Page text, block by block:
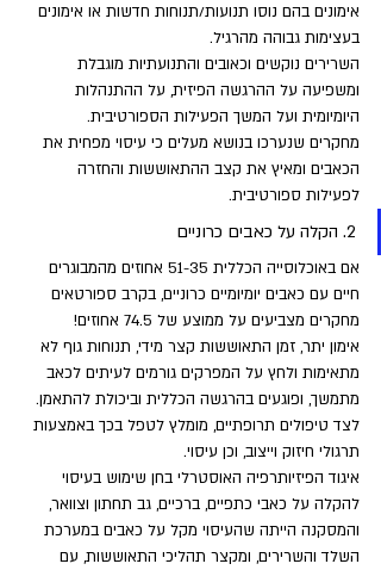
אימונים בהם נוסו תנועות/תנוחות חדשות או אימונים
בעצימות גבוהה מהרגיל.
השרירים נוקשים וכאובים והתנועתיות מוגבלת
ומשפיעה על ההרגשה הפיזית, על ההתנהלות
היומיומית ועל המשך הפעילות הספורטיבית.
מחקרים שנערכו בנושא מעלים כי עיסוי מפחית את
הכאבים ומאיץ את קצב ההתאוששות והחזרה
לפעילות ספורטיבית.
2. הקלה על כאבים כרוניים
אם באוכלוסייה הכללית 51-35 אחוזים מהמבוגרים
חיים עם כאבים יומיומיים כרוניים, בקרב ספורטאים
מחקרים מצביעים על ממוצע של 74.5 אחוזים!
אימון יתר, זמן התאוששות קצר מידי, תנוחות גוף לא
מתאימות ולחץ על המפרקים גורמים לעיתים לכאב
מתמשך, ופוגעים בהרגשה הכללית וביכולת להתאמן.
לצד טיפולים תרופתיים, מומלץ לטפל בכך באמצעות
תרגולי חיזוק וייצוב, וכן עיסוי.
איגוד הפיזיותרפיה האוסטרלי בחן שימוש בעיסוי
להקלה על כאבי כתפיים, ברכיים, גב תחתון וצוואר,
והמסקנה הייתה שהעיסוי מקל על כאבים במערכת
השלד והשרירים, ומקצר תהליכי התאוששות, עם